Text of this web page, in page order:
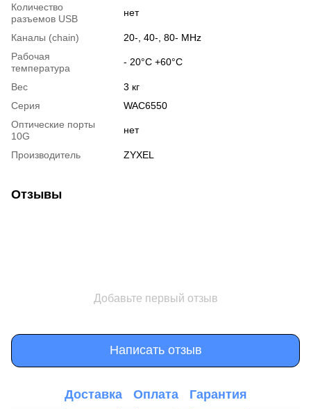
Количество
разъемов USB
нет
Каналы (chain)
20-, 40-, 80- MHz
Рабочая
температура
- 20°C +60°C
Вес
3 кг
Серия
WAC6550
Оптические порты
10G
нет
Производитель ZYXEL
Отзывы
Добавьте первый отзыв
Написать отзыв
Доставка Оплата Гарантия